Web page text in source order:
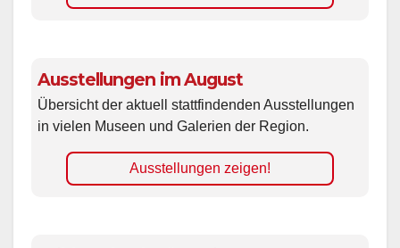
Ausstellungen im August
Übersicht der aktuell stattfindenden Ausstellungen
in vielen Museen und Galerien der Region.
Ausstellungen zeigen!